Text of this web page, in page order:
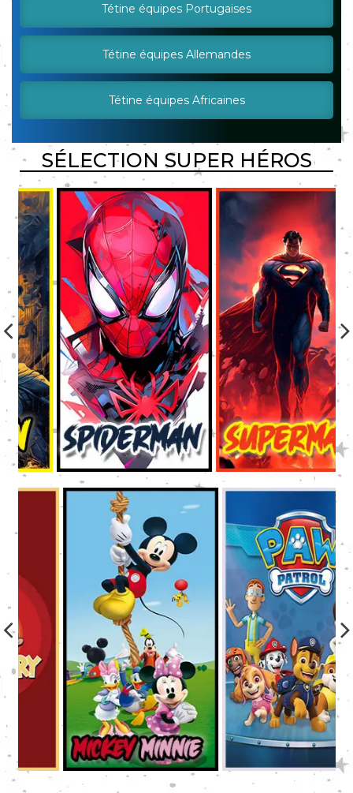
Tétine équipes Portugaises
Tétine équipes Allemandes
Tétine équipes Africaines
SÉLECTION SUPER HÉROS